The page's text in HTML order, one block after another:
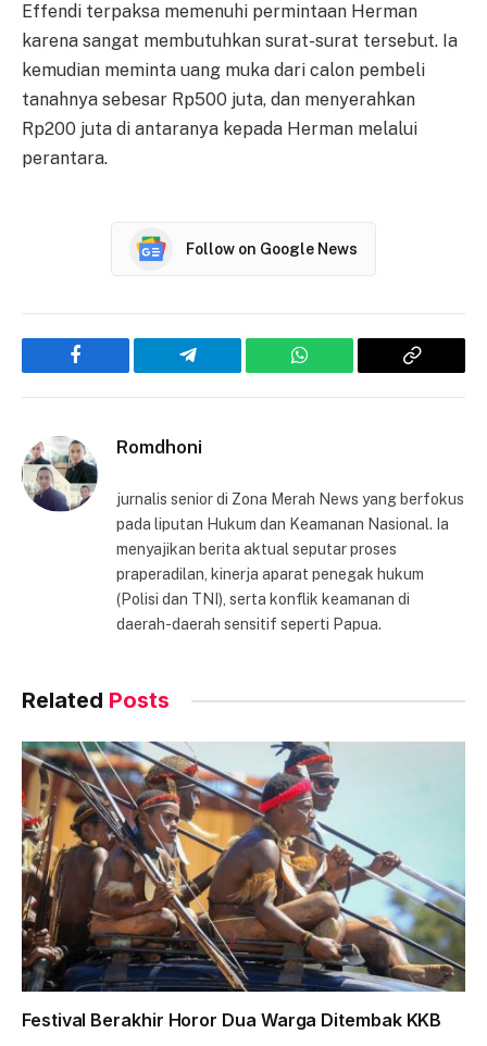
Effendi terpaksa memenuhi permintaan Herman
karena sangat membutuhkan surat-surat tersebut. Ia
kemudian meminta uang muka dari calon pembeli
tanahnya sebesar Rp500 juta, dan menyerahkan
Rp200 juta di antaranya kepada Herman melalui
perantara.
Follow on Google News
Facebook Telegram WhatsApp
Copy
Romdhoni
jurnalis senior di Zona Merah News yang berfokus
pada liputan Hukum dan Keamanan Nasional. Ia
menyajikan berita aktual seputar proses
praperadilan, kinerja aparat penegak hukum
(Polisi dan TNI), serta konflik keamanan di
daerah-daerah sensitif seperti Papua.
Related Posts
Festival Berakhir Horor Dua Warga Ditembak KKB